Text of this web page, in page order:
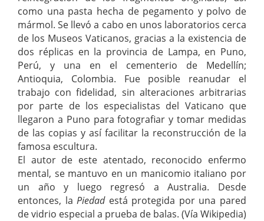
como una pasta hecha de pegamento y polvo de
mármol. Se llevó a cabo en unos laboratorios cerca
de los Museos Vaticanos, gracias a la existencia de
dos réplicas en la provincia de Lampa, en Puno,
Perú, y una en el cementerio de Medellín;
Antioquia, Colombia. Fue posible reanudar el
trabajo con fidelidad, sin alteraciones arbitrarias
por parte de los especialistas del Vaticano que
llegaron a Puno para fotografiar y tomar medidas
de las copias y así facilitar la reconstrucción de la
famosa escultura.
El autor de este atentado, reconocido enfermo
mental, se mantuvo en un manicomio italiano por
un año y luego regresó a Australia. Desde
entonces, laPiedadestá protegida por una pared
de vidrio especial a prueba de balas. (Vía Wikipedia)